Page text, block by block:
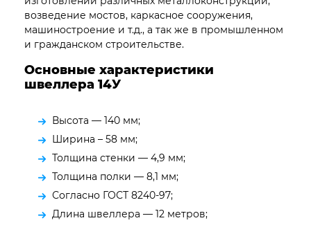
возведение мостов, каркасное сооружения,
машиностроение и т.д., а так же в промышленном
и гражданском строительстве.
Основные характеристики
швеллера 14У
Высота — 140 мм;
Ширина – 58 мм;
Толщина стенки — 4,9 мм;
Толщина полки — 8,1 мм;
Согласно ГОСТ 8240-97;
Длина швеллера — 12 метров;